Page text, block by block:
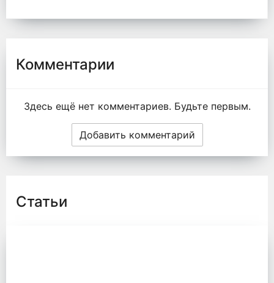
Комментарии
Здесь ещё нет комментариев. Будьте первым.
Добавить комментарий
Статьи